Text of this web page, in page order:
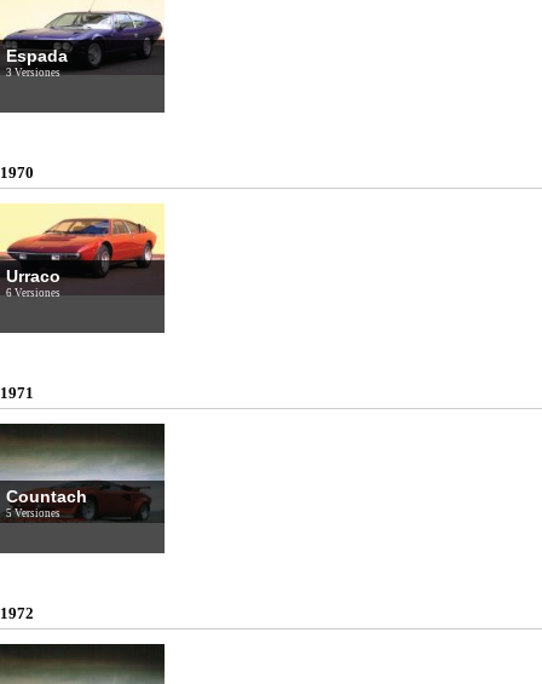
Espada
3 Versiones
1970
Urraco
6 Versiones
1971
Countach
5 Versiones
1972